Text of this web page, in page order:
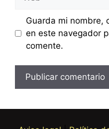
Guarda mi nombre,
en este navegador
comente.